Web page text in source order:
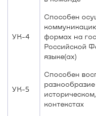
УК-4
Способен
формах на
Российской
языке(ах)
УК-5
Способен
контекстах